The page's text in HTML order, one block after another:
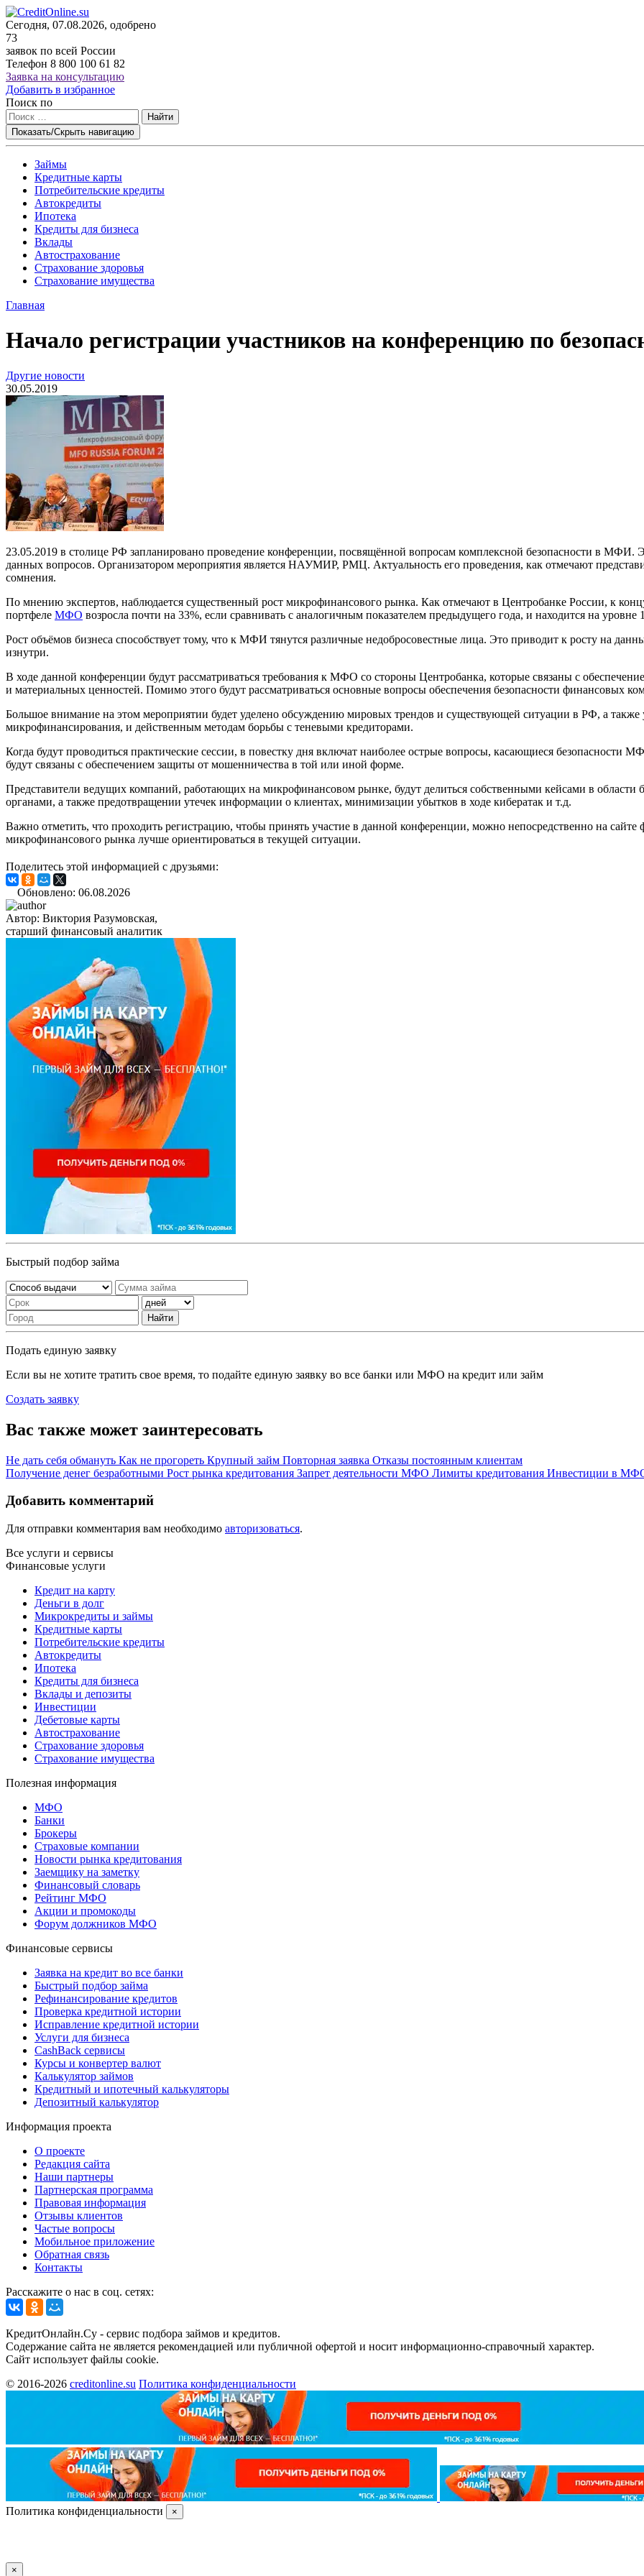
Сегодня, 07.08.2026, одобрено
73
заявок по всей России
Телефон 8 800 100 61 82
Заявка на консультацию
Добавить в избранное
Поиск по
Найти
Показать/Скрыть навигацию
Займы
Кредитные карты
Потребительские кредиты
Автокредиты
Ипотека
Кредиты для бизнеса
Вклады
Автострахование
Страхование здоровья
Страхование имущества
Главная
Начало регистрации участников на конференцию по
Другие новости
30.05.2019
23.05.2019 в столице РФ запланировано проведение конференции, посвящённой вопросам комплексной безопасности в МФИ.
данных вопросов. Организатором мероприятия является НАУМИР, РМЦ. Актуальность его проведения, как отмечают
сомнения.
По мнению экспертов, наблюдается существенный рост микрофинансового рынка. Как отмечают в Центробанке России, к
портфеле МФО возросла почти на 33%, если сравнивать с аналогичным показателем предыдущего года, и находится на уровне
Рост объёмов бизнеса способствует тому, что к МФИ тянутся различные недобросовестные лица. Это приводит к росту на
изнутри.
В ходе данной конференции будут рассматриваться требования к МФО со стороны Центробанка, которые связаны с
и материальных ценностей. Помимо этого будут рассматриваться основные вопросы обеспечения безопасности финансовых
Большое внимание на этом мероприятии будет уделено обсуждению мировых трендов и существующей ситуации в РФ, а также
микрофинансирования, и действенным методам борьбы с теневыми кредиторами.
Когда будут проводиться практические сессии, в повестку дня включат наиболее острые вопросы, касающиеся
будут связаны с обеспечением защиты от мошенничества в той или иной форме.
Представители ведущих компаний, работающих на микрофинансовом рынке, будут делиться собственными кейсами в
органами, а также предотвращении утечек информации о клиентах, минимизации убытков в ходе кибератак и т.д.
Важно отметить, что проходить регистрацию, чтобы принять участие в данной конференции, можно непосредственно на
микрофинансового рынка лучше ориентироваться в текущей ситуации.
Поделитесь этой информацией с друзьями:
Обновлено: 06.08.2026
Автор: Виктория Разумовская,
старший финансовый аналитик
Быстрый подбор займа
Найти
Подать единую заявку
Если вы не хотите тратить свое время, то подайте единую заявку во все банки или МФО на кредит или займ
Создать заявку
Вас также может заинтересовать
Не дать себя обмануть Как не прогореть Крупный займ Повторная заявка Отказы постоянным клиентам
Получение денег безработными Рост рынка кредитования Запрет деятельности МФО Лимиты кредитования Инвестиции в
Добавить комментарий
Для отправки комментария вам необходимо авторизоваться.
Все услуги и сервисы
Финансовые услуги
Кредит на карту
Деньги в долг
Микрокредиты и займы
Кредитные карты
Потребительские кредиты
Автокредиты
Ипотека
Кредиты для бизнеса
Вклады и депозиты
Инвестиции
Дебетовые карты
Автострахование
Страхование здоровья
Страхование имущества
Полезная информация
МФО
Банки
Брокеры
Страховые компании
Новости рынка кредитования
Заемщику на заметку
Финансовый словарь
Рейтинг МФО
Акции и промокоды
Форум должников МФО
Финансовые сервисы
Заявка на кредит во все банки
Быстрый подбор займа
Рефинансирование кредитов
Проверка кредитной истории
Исправление кредитной истории
Услуги для бизнеса
CashBack сервисы
Курсы и конвертер валют
Калькулятор займов
Кредитный и ипотечный калькуляторы
Депозитный калькулятор
Информация проекта
О проекте
Редакция сайта
Наши партнеры
Партнерская программа
Правовая информация
Отзывы клиентов
Частые вопросы
Мобильное приложение
Обратная связь
Контакты
Расскажите о нас в соц. сетях:
КредитОнлайн.Су - сервис подбора займов и кредитов.
Содержание сайта не является рекомендацией или публичной офертой и носит информационно-справочный характер.
Сайт использует файлы cookie.
© 2016-2026 creditonline.su Политика конфиденциальности
Политика конфиденциальности ×
×